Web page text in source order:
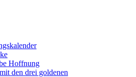
Hoffnung
den drei goldenen